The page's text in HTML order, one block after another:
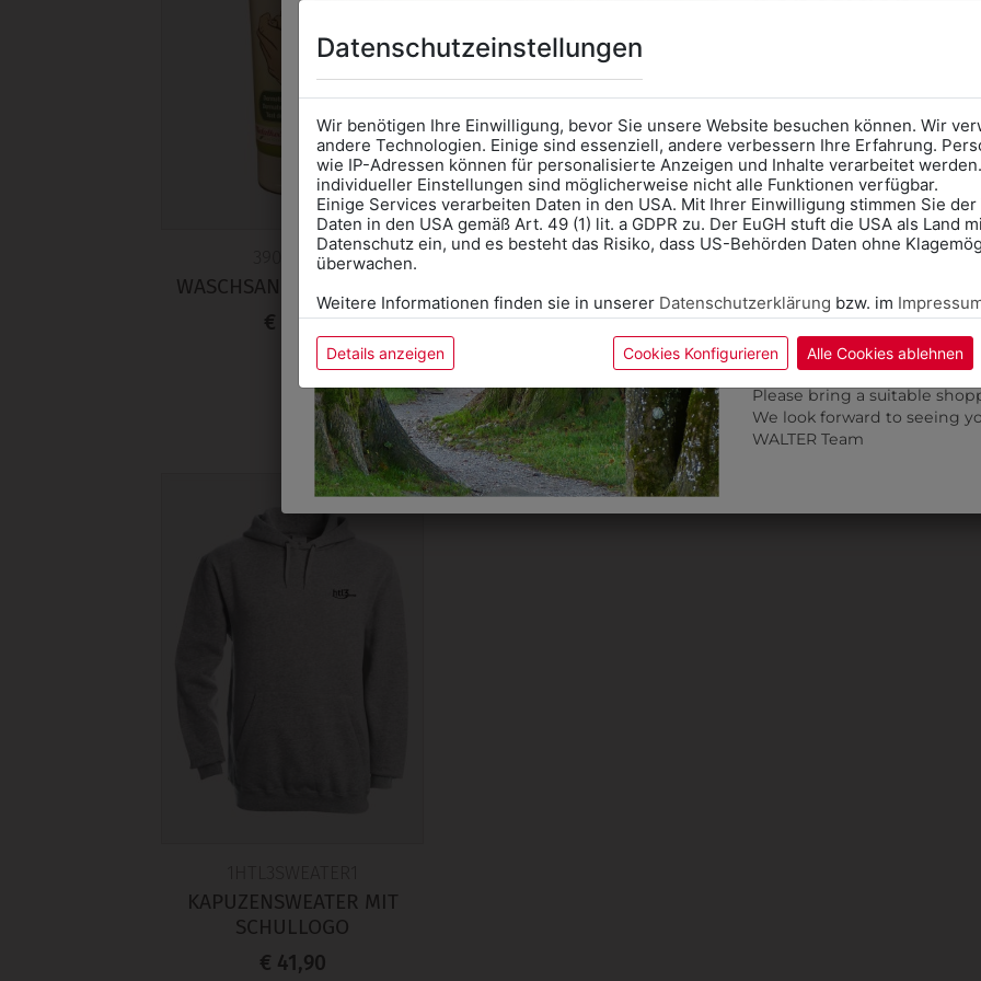
39000526
WASCHSANDTUBE 250ML
€ 9,90
ZULETZT ANGESEHEN
KAPUZENSWEATER MIT
SCHULLOGO
€ 41,90
Datenschutzeinstellungen
Wir benötigen Ihre Einwilligung, bevor Sie unsere Website besuchen können. Wir
andere Technologien. Einige sind essenziell, andere verbessern Ihre Erfahrung.
wie IP-Adressen können für personalisierte Anzeigen und Inhalte verarbeitet
individueller Einstellungen sind möglicherweise nicht alle Funktionen verfügbar.
Einige Services verarbeiten Daten in den USA. Mit Ihrer Einwilligung stimmen Sie
Daten in den USA gemäß Art. 49 (1) lit. a GDPR zu. Der EuGH stuft die USA als Land
Datenschutz ein, und es besteht das Risiko, dass US-Behörden Daten ohne
überwachen.
Weitere Informationen finden sie in unserer Datenschutzerklärung bzw. im
Details anzeigen Cookies Konfigurieren Alle Cookies ablehnen
AnprobeVorort im
das Kalendersymbol.
Ohne Termin kann es zu
Bitte nehmen Sie eine
für Ihren Einkauf mit.
Wir freuen uns - Das
correct school.
calendar icon.
Without an appointment,
Please bring a suitable
We look forward to seeing
WALTER Team